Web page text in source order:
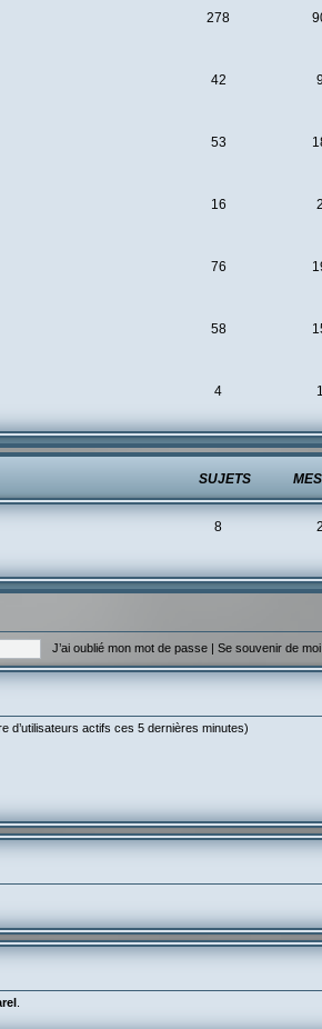
278
42
53
16
76
58
4
SUJETS
8
J’ai oublié mon mot de passe | Se souvenir de moi
d’utilisateurs actifs ces 5 dernières minutes)